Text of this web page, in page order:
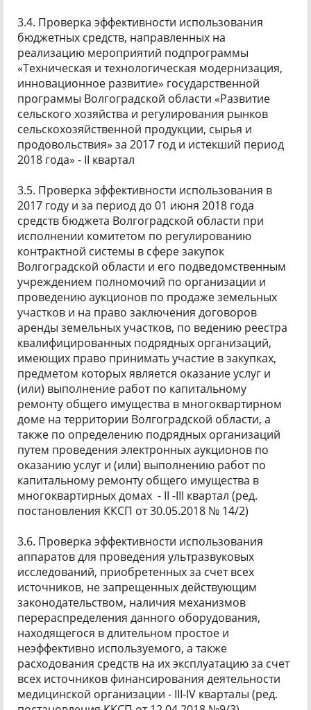
3.4. Проверка эффективности использования
бюджетных средств, направленных на
реализацию мероприятий подпрограммы
«Техническая и технологическая модернизация,
инновационное развитие» государственной
программы Волгоградской области «Развитие
сельского хозяйства и регулирования рынков
сельскохозяйственной продукции, сырья и
продовольствия» за 2017 год и истекший период
2018 года» - II квартал
3.5. Проверка эффективности использования в
2017 году и за период до 01 июня 2018 года
средств бюджета Волгоградской области при
исполнении комитетом по регулированию
контрактной системы в сфере закупок
Волгоградской области и его подведомственным
учреждением полномочий по организации и
проведению аукционов по продаже земельных
участков и на право заключения договоров
аренды земельных участков, по ведению реестра
квалифицированных подрядных организаций,
имеющих право принимать участие в закупках,
предметом которых является оказание услуг и
(или) выполнение работ по капитальному
ремонту общего имущества в многоквартирном
доме на территории Волгоградской области, а
также по определению подрядных организаций
путем проведения электронных аукционов по
оказанию услуг и (или) выполнению работ по
капитальному ремонту общего имущества в
многоквартирных домах - II -III квартал (ред.
постановления ККСП от 30.05.2018 № 14/2)
3.6. Проверка эффективности использования
аппаратов для проведения ультразвуковых
исследований, приобретенных за счет всех
источников, не запрещенных действующим
законодательством, наличия механизмов
перераспределения данного оборудования,
находящегося в длительном простое и
неэффективно используемого, а также
расходования средств на их эксплуатацию за счет
всех источников финансирования деятельности
медицинской организации - III-IV кварталы (ред.